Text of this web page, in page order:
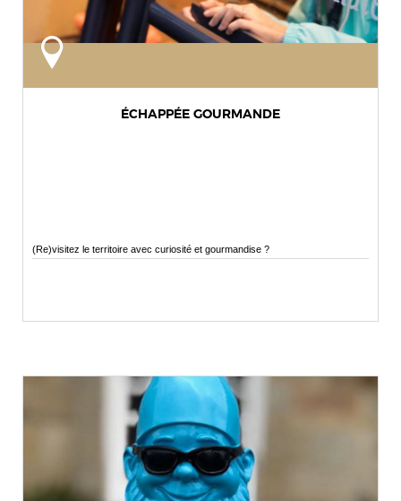
ÉCHAPPÉE GOURMANDE
(Re)visitez le territoire avec curiosité et gourmandise ?